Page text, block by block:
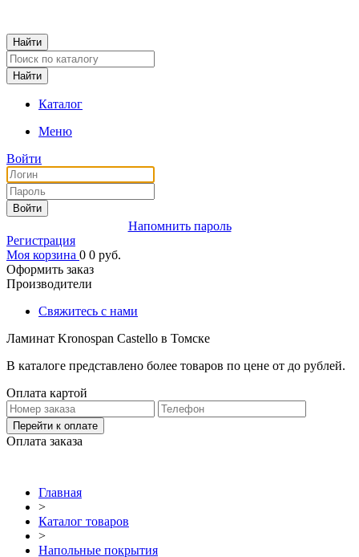
Каталог
Меню
Войти
Войти
Напомнить пароль
Регистрация
Моя корзина 0 0 руб.
Оформить заказ
Производители
Свяжитесь с нами
Ламинат Kronospan Castello в Томске
В каталоге представлено более товаров по цене от до рублей.
Оплата картой
Перейти к оплате
Оплата заказа
Главная
>
Каталог товаров
>
Напольные покрытия